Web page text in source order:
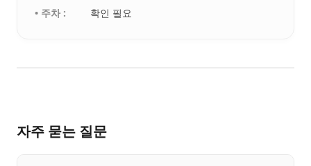
• 주차 :
확인 필요
자주 묻는 질문